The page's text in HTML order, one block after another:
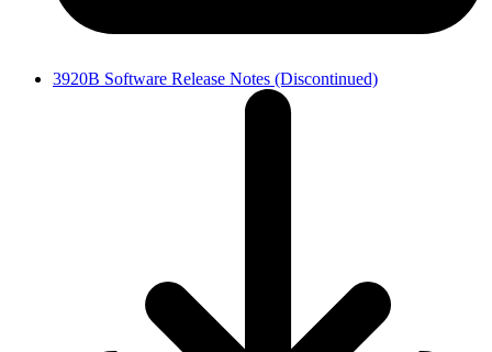
3920B Software Release Notes (Discontinued)